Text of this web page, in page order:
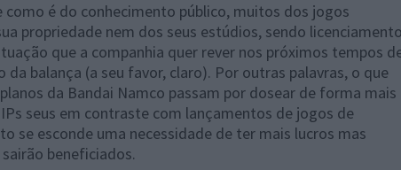
como é do conhecimento público, muitos dos jogos
propriedade nem dos seus estúdios, sendo
que a companhia quer rever nos próximos tempos
balança (a seu favor, claro). Por outras palavras, o que
da Bandai Namco passam por dosear de forma mais
seus em contraste com lançamentos de jogos de
se esconde uma necessidade de ter mais lucros mas
beneficiados.